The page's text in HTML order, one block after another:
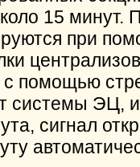
15 минут.
при
помощью
системы ЭЦ,
сигнал